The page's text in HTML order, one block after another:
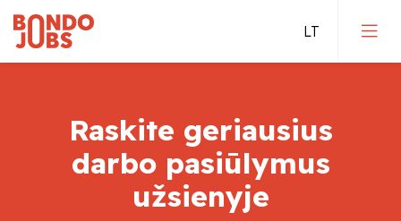
Raskite geriausius
darbo pasiūlymus
užsienyje